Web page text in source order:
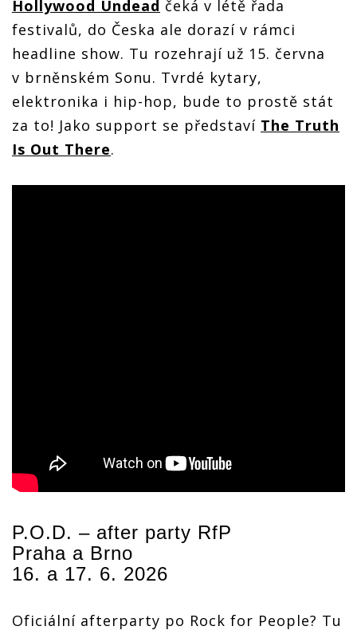
Hollywood Undead čeká v létě řada
festivalů, do Česka ale dorazí v rámci
headline show. Tu rozehrají už 15. června
v brněnském Sonu. Tvrdé kytary,
elektronika i hip-hop, bude to prostě stát
za to! Jako support se představí The Truth
Is Out There.
P.O.D. – after party RfP
Praha a Brno
16. a 17. 6. 2026
Oficiální afterparty po Rock for People? Tu